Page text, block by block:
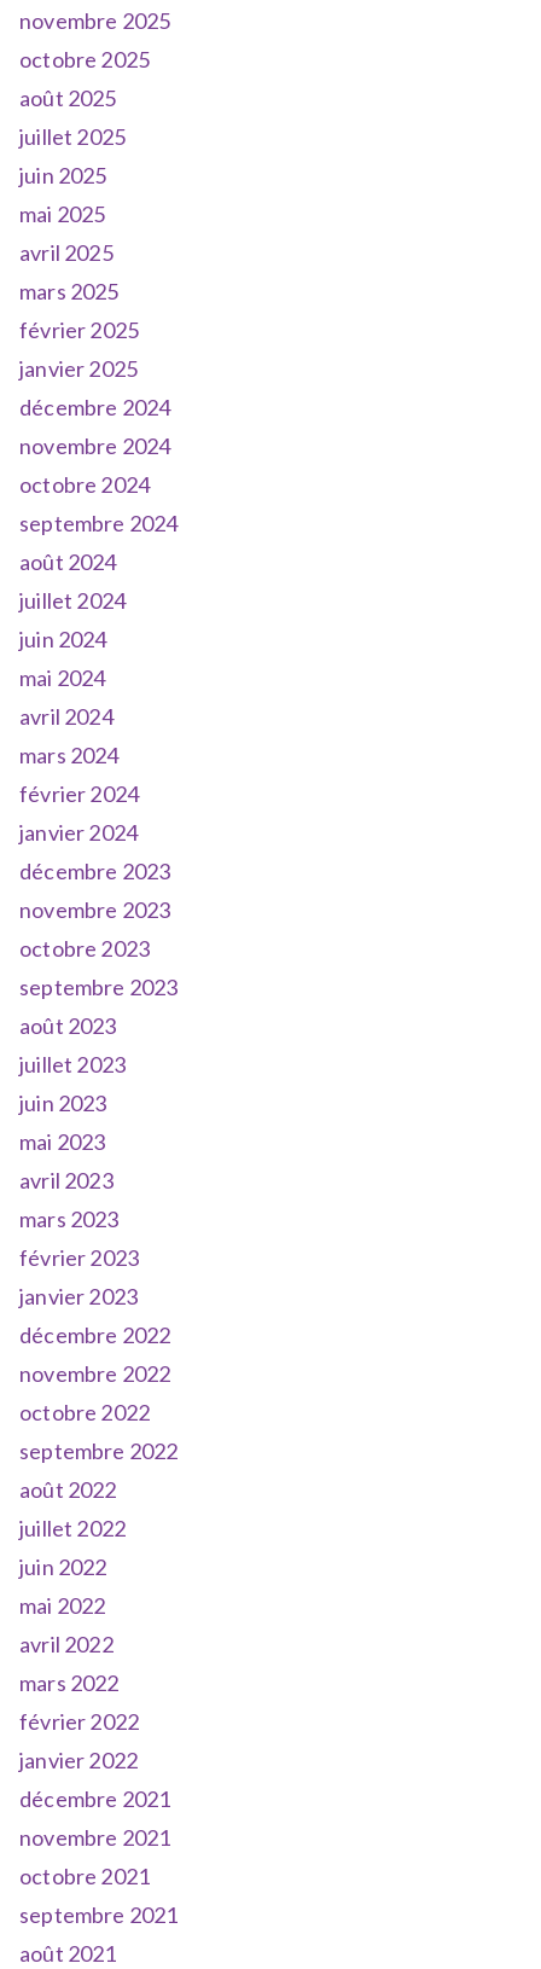
novembre 2025
octobre 2025
août 2025
juillet 2025
juin 2025
mai 2025
avril 2025
mars 2025
février 2025
janvier 2025
décembre 2024
novembre 2024
octobre 2024
septembre 2024
août 2024
juillet 2024
juin 2024
mai 2024
avril 2024
mars 2024
février 2024
janvier 2024
décembre 2023
novembre 2023
octobre 2023
septembre 2023
août 2023
juillet 2023
juin 2023
mai 2023
avril 2023
mars 2023
février 2023
janvier 2023
décembre 2022
novembre 2022
octobre 2022
septembre 2022
août 2022
juillet 2022
juin 2022
mai 2022
avril 2022
mars 2022
février 2022
janvier 2022
décembre 2021
novembre 2021
octobre 2021
septembre 2021
août 2021